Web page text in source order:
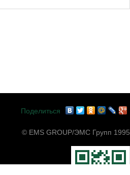
Поделиться
© EMS GROUP/ЭМС Групп 1995